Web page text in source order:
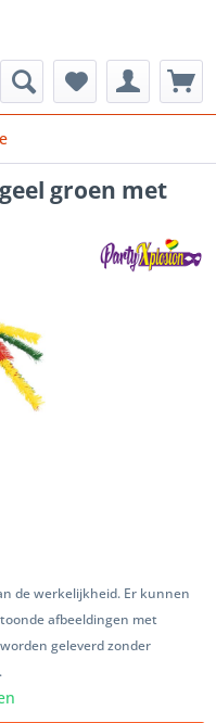
groen met
de werkelijkheid. Er kunnen
afbeeldingen met
geleverd zonder